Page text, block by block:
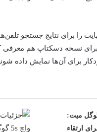
بی‌نهایت را برای نتایج
دسامبر 2022 این ویژگی را برای نسخه
برای آن‌ها نمایش داده شوند
میت:
ارتقاء